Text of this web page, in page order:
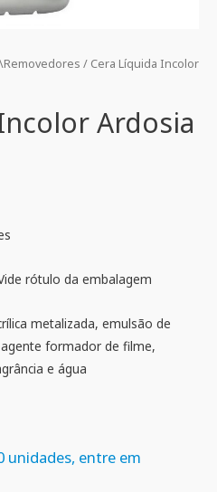
/ Cera Líquida Incolor
Ardosia
rótulo da embalagem
metalizada, emulsão de
formador de filme,
e água
unidades, entre em